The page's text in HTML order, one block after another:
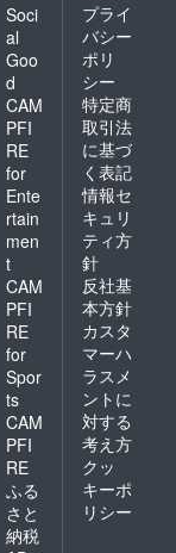
Soci
al
Goo
d
CAM
PFI
RE
for
Ente
rtain
men
t
CAM
PFI
RE
for
Spor
ts
CAM
PFI
RE
ふる
さと
納税
プライ
バシー
ポリ
シー
特定商
取引法
に基づ
く表記
情報セ
キュリ
ティ方
針
反社基
本方針
カスタ
マーハ
ラスメ
ントに
対する
考え方
クッ
キーポ
リシー